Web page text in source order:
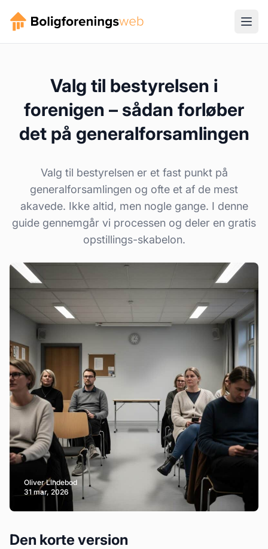
Valg til bestyrelsen i
forenigen – sådan forløber
det på generalforsamlingen
Valg til bestyrelsen er et fast punkt på
generalforsamlingen og ofte et af de mest
akavede. Ikke altid, men nogle gange. I denne
guide gennemgår vi processen og deler en gratis
opstillings-skabelon.
Oliver Lindebod
31 mar, 2026
Den korte version